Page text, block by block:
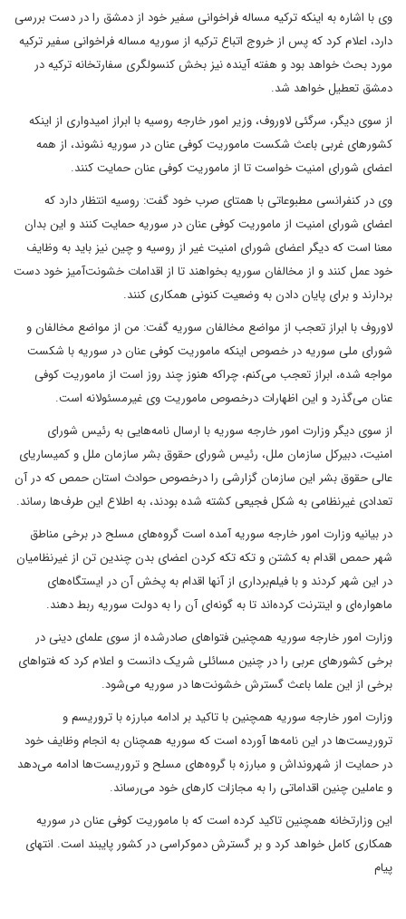
وی با اشاره به اینکه ترکیه مساله فراخوانی سفیر خود از دمشق را در دست بررسی
دارد، اعلام کرد که پس از خروج اتباع ترکیه از سوریه مساله فراخوانی سفیر ترکیه
مورد بحث خواهد بود و هفته آینده نیز بخش کنسولگری سفارتخانه ترکیه در
دمشق تعطیل خواهد شد.
از سوی دیگر، سرگئی لاوروف، وزیر امور خارجه روسیه با ابراز امیدواری از اینکه
کشورهای غربی باعث شکست ماموریت کوفی عنان در سوریه نشوند، از همه
اعضای شورای امنیت خواست تا از ماموریت کوفی عنان حمایت کنند.
وی در کنفرانسی مطبوعاتی با همتای صرب خود گفت: روسیه انتظار دارد که
اعضای شورای امنیت از ماموریت کوفی عنان در سوریه حمایت کنند و این بدان
معنا است که دیگر اعضای شورای امنیت غیر از روسیه و چین نیز باید به وظایف
خود عمل کنند و از مخالفان سوریه بخواهند تا از اقدامات خشونت‌آمیز خود دست
بردارند و برای پایان دادن به وضعیت کنونی همکاری کنند.
لاوروف با ابراز تعجب از مواضع مخالفان سوریه گفت: من از مواضع مخالفان و
شورای ملی سوریه در خصوص اینکه ماموریت کوفی عنان در سوریه با شکست
مواجه شده، ابراز تعجب می‌کنم، چراکه هنوز چند روز است از ماموریت کوفی
عنان می‌گذرد و این اظهارات درخصوص ماموریت وی غیرمسئولانه است.
از سوی دیگر وزارت امور خارجه سوریه با ارسال نامه‌هایی به رئیس شورای
امنیت، دبیرکل سازمان ملل، رئیس شورای حقوق بشر سازمان ملل و کمیساریای
عالی حقوق بشر این سازمان گزارشی را درخصوص حوادث استان حمص که در آن
تعدادی غیرنظامی به شکل فجیعی کشته شده بودند، به اطلاع این طرف‌ها رساند.
در بیانیه وزارت امور خارجه سوریه آمده است گروه‌های مسلح در برخی مناطق
شهر حمص اقدام به کشتن و تکه تکه کردن اعضای بدن چندین تن از غیرنظامیان
در این شهر کردند و با فیلم‌برداری از آنها اقدام به پخش آن در ایستگاه‌های
ماهواره‌ای و اینترنت کرده‌اند تا به گونه‌ای آن را به دولت سوریه ربط دهند.
وزارت امور خارجه سوریه همچنین فتواهای صادرشده از سوی علمای دینی در
برخی کشورهای عربی را در چنین مسائلی شریک دانست و اعلام کرد که فتواهای
برخی از این علما باعث گسترش خشونت‌ها در سوریه می‌شود.
وزارت امور خارجه سوریه همچنین با تاکید بر ادامه مبارزه با تروریسم و
تروریست‌ها در این نامه‌ها آورده است که سوریه همچنان به انجام وظایف خود
در حمایت از شهرونداش و مبارزه با گروه‌های مسلح و تروریست‌ها ادامه می‌دهد
و عاملین چنین اقداماتی را به مجازات کارهای خود می‌رساند.
این وزارتخانه همچنین تاکید کرده است که با ماموریت کوفی عنان در سوریه
همکاری کامل خواهد کرد و بر گسترش دموکراسی در کشور پایبند است. انتهای
پیام